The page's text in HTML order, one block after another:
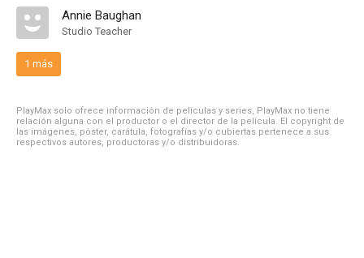
Annie Baughan
Studio Teacher
1 más
PlayMax solo ofrece información de películas y series, PlayMax no tiene
relación alguna con el productor o el director de la película. El copyright de
las imágenes, póster, carátula, fotografías y/o cubiertas pertenece a sus
respectivos autores, productoras y/o distribuidoras.